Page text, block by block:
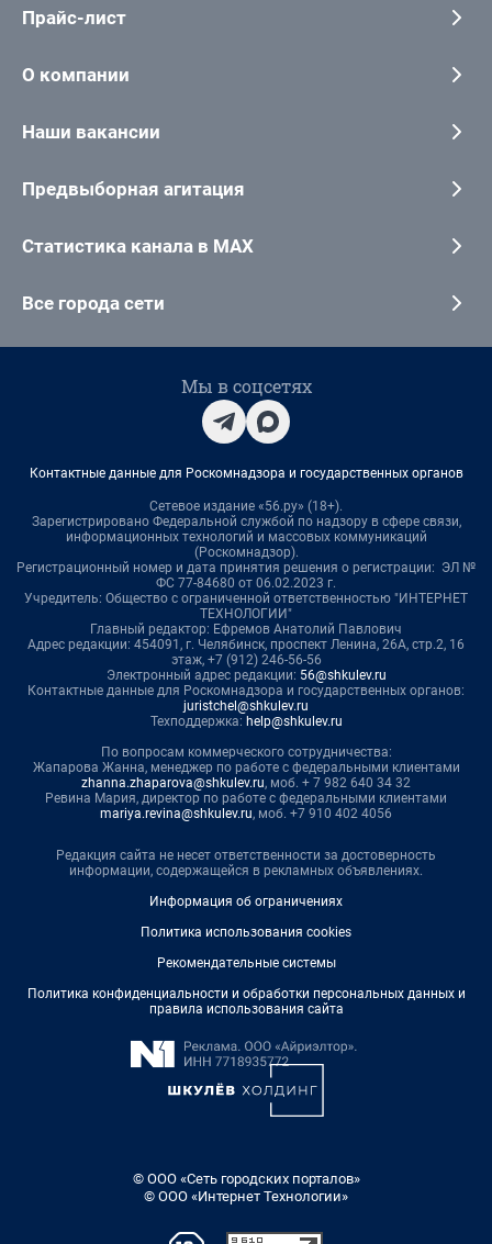
Прайс-лист
О компании
Наши вакансии
Предвыборная агитация
Статистика канала в MAX
Все города сети
Мы в соцсетях
Контактные данные для Роскомнадзора и государственных органов
Сетевое издание «56.ру» (18+).
Зарегистрировано Федеральной службой по надзору в сфере связи,
информационных технологий и массовых коммуникаций
(Роскомнадзор).
Регистрационный номер и дата принятия решения о регистрации: ЭЛ №
ФС 77-84680 от 06.02.2023 г.
Учредитель: Общество с ограниченной ответственностью "ИНТЕРНЕТ
ТЕХНОЛОГИИ"
Главный редактор: Ефремов Анатолий Павлович
Адрес редакции: 454091, г. Челябинск, проспект Ленина, 26А, стр.2, 16
этаж, +7 (912) 246-56-56
Электронный адрес редакции: 56@shkulev.ru
Контактные данные для Роскомнадзора и государственных органов:
juristchel@shkulev.ru
Техподдержка: help@shkulev.ru
По вопросам коммерческого сотрудничества:
Жапарова Жанна, менеджер по работе с федеральными клиентами
zhanna.zhaparova@shkulev.ru, моб. + 7 982 640 34 32
Ревина Мария, директор по работе с федеральными клиентами
mariya.revina@shkulev.ru, моб. +7 910 402 4056
Редакция сайта не несет ответственности за достоверность
информации, содержащейся в рекламных объявлениях.
Информация об ограничениях
Политика использования cookies
Рекомендательные системы
Политика конфиденциальности и обработки персональных данных и
правила использования сайта
© ООО «Сеть городских порталов»
© ООО «Интернет Технологии»